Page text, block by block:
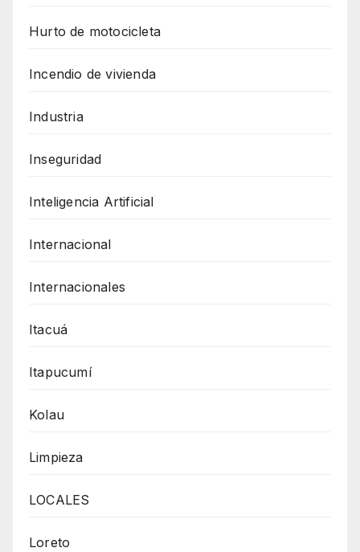
Hurto de motocicleta
Incendio de vivienda
Industria
Inseguridad
Inteligencia Artificial
Internacional
Internacionales
Itacuá
Itapucumí
Kolau
Limpieza
LOCALES
Loreto